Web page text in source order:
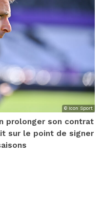
© Icon Sport
prolonger son contrat
sur le point de signer